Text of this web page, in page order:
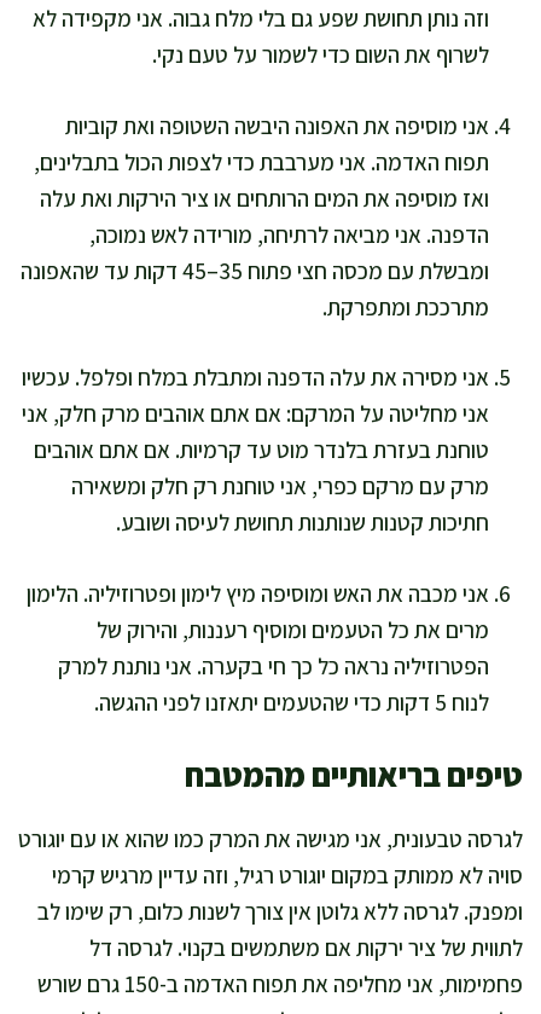
וזה נותן תחושת שפע גם בלי מלח גבוה. אני מקפידה לא
לשרוף את השום כדי לשמור על טעם נקי.
אני מוסיפה את האפונה היבשה השטופה ואת קוביות
תפוח האדמה. אני מערבבת כדי לצפות הכול בתבלינים,
ואז מוסיפה את המים הרותחים או ציר הירקות ואת עלה
הדפנה. אני מביאה לרתיחה, מורידה לאש נמוכה,
ומבשלת עם מכסה חצי פתוח 35–45 דקות עד שהאפונה
מתרככת ומתפרקת.
אני מסירה את עלה הדפנה ומתבלת במלח ופלפל. עכשיו
אני מחליטה על המרקם: אם אתם אוהבים מרק חלק, אני
טוחנת בעזרת בלנדר מוט עד קרמיות. אם אתם אוהבים
מרק עם מרקם כפרי, אני טוחנת רק חלק ומשאירה
חתיכות קטנות שנותנות תחושת לעיסה ושובע.
אני מכבה את האש ומוסיפה מיץ לימון ופטרוזיליה. הלימון
מרים את כל הטעמים ומוסיף רעננות, והירוק של
הפטרוזיליה נראה כל כך חי בקערה. אני נותנת למרק
לנוח 5 דקות כדי שהטעמים יתאזנו לפני ההגשה.
טיפים בריאותיים מהמטבח
לגרסה טבעונית, אני מגישה את המרק כמו שהוא או עם יוגורט
סויה לא ממותק במקום יוגורט רגיל, וזה עדיין מרגיש קרמי
ומפנק. לגרסה ללא גלוטן אין צורך לשנות כלום, רק שימו לב
לתווית של ציר ירקות אם משתמשים בקנוי. לגרסה דל
פחמימות, אני מחליפה את תפוח האדמה ב-150 גרם שורש